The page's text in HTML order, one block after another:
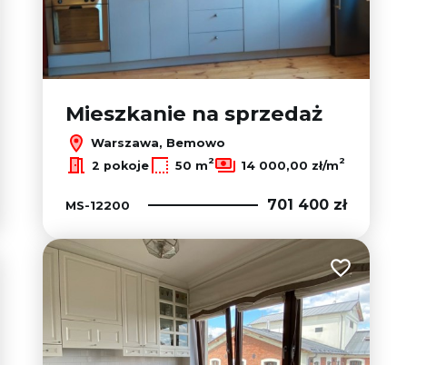
Mieszkanie na sprzedaż
Warszawa, Bemowo
2 pokoje 50 m2 14 000,00 zł/m2
MS-12200 701 400 zł
do ulubionych
Dodaj do